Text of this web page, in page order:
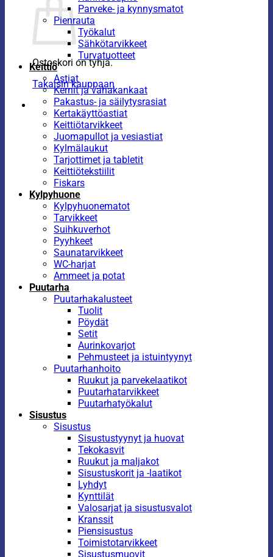
Ostoskori on tyhjä.
Takaisin kauppaan
Parveke- ja kynnysmatot
Pienrauta
Työkalut
Sähkötarvikkeet
Turvatuotteet
Keittiö
Astiat
Kernit ja vahakankaat
Pakastus- ja säilytysrasiat
Kertakäyttöastiat
Keittiötarvikkeet
Juomapullot ja vesiastiat
Kylmälaukut
Tarjottimet ja tabletit
Keittiötekstiilit
Fiskars
Kylpyhuone
Kylpyhuonematot
Tarvikkeet
Suihkuverhot
Pyyhkeet
Saunatarvikkeet
WC-harjat
Ammeet ja potat
Puutarha
Puutarhakalusteet
Tuolit
Pöydät
Setit
Aurinkovarjot
Pehmusteet ja istuintyynyt
Puutarhanhoito
Ruukut ja parvekelaatikot
Puutarhatarvikkeet
Puutarhatyökalut
Sisustus
Sisustus
Sisustustyynyt ja huovat
Tekokasvit
Ruukut ja maljakot
Sisustuskorit ja -laatikot
Lyhdyt
Kynttilät
Valosarjat ja sisustusvalot
Kranssit
Piensisustus
Toimistotarvikkeet
Sisustusmuovit